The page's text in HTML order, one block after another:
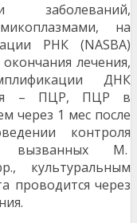
заболеваний,
на
РНК (NASBA)
лечения,
ДНК
– ПЦР, ПЦР в
через 1 мес после
контроля
вызванных M.
культуральным
проводится через